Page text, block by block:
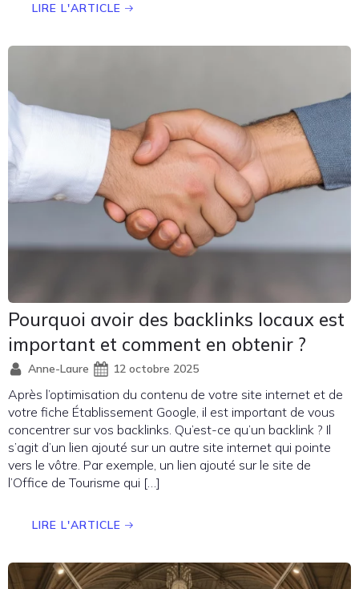
LIRE L'ARTICLE
Pourquoi avoir des backlinks locaux est
important et comment en obtenir ?
Anne-Laure 12 octobre 2025
Après l’optimisation du contenu de votre site internet et de
votre fiche Établissement Google, il est important de vous
concentrer sur vos backlinks. Qu’est-ce qu’un backlink ? Il
s’agit d’un lien ajouté sur un autre site internet qui pointe
vers le vôtre. Par exemple, un lien ajouté sur le site de
l’Office de Tourisme qui […]
LIRE L'ARTICLE